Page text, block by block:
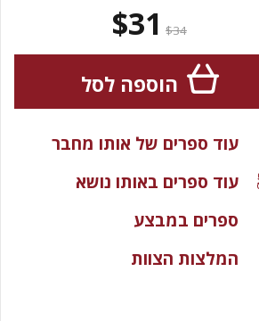
$34
$31
הוספה לסל
עוד ספרים של אותו מחבר
עוד ספרים באותו נושא
ספרים במבצע
המלצות הצוות